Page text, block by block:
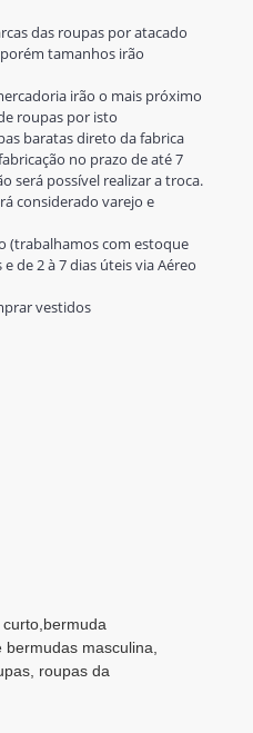
das roupas por atacado
tamanhos irão
irão o mais próximo
roupas por isto
baratas direto da fabrica
no prazo de até 7
será possível realizar a troca.
considerado varejo e
(trabalhamos com estoque
de 2 à 7 dias úteis via Aéreo
vestidos
masculina,
roupas da